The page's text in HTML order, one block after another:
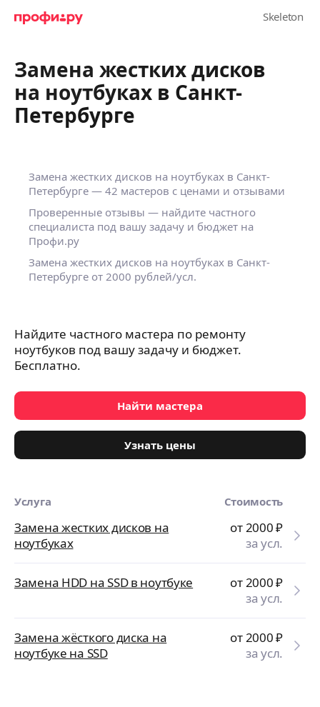
Замена жестких дисков
на ноутбуках в Санкт-
Петербурге
Замена жестких дисков на ноутбуках в Санкт-
Петербурге — 42 мастеров с ценами и отзывами
Проверенные отзывы — найдите частного
специалиста под вашу задачу и бюджет на
Профи.ру
Замена жестких дисков на ноутбуках в Санкт-
Петербурге от 2000 рублей/усл.
Найдите частного мастера по ремонту
ноутбуков под вашу задачу и бюджет.
Бесплатно.
Найти мастера
Узнать цены
Услуга Стоимость
Замена жестких дисков на
ноутбуках
от 2000₽
за усл.
Замена HDD на SSD в ноутбуке от 2000₽
за усл.
Замена жёсткого диска на
ноутбуке на SSD
от 2000₽
за усл.